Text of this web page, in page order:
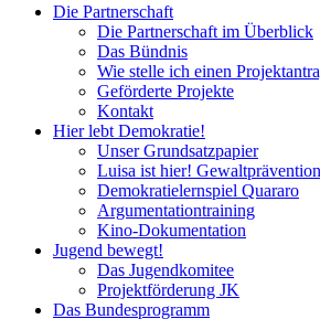
Die Partnerschaft
Die Partnerschaft im Überblick
Das Bündnis
Wie stelle ich einen
Geförderte Projekte
Kontakt
Hier lebt Demokratie!
Unser Grundsatzpapier
Luisa ist hier! Gewaltprävention
Demokratielernspiel Quararo
Argumentationtraining
Kino-Dokumentation
Jugend bewegt!
Das Jugendkomitee
Projektförderung JK
Das Bundesprogramm